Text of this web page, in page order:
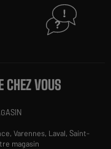
CHEZ VOUS
Varennes, Laval,Saint-
magasin